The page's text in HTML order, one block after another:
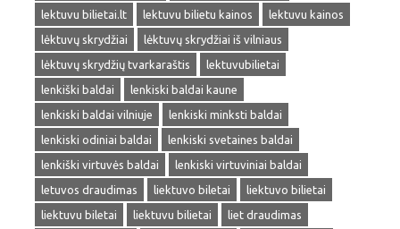
lektuvu bilietai.lt
lektuvu bilietu kainos
lektuvu kainos
lėktuvų skrydžiai
lėktuvų skrydžiai iš vilniaus
lėktuvų skrydžių tvarkaraštis
lektuvubilietai
lenkiški baldai
lenkiski baldai kaune
lenkiski baldai vilniuje
lenkiski minksti baldai
lenkiski odiniai baldai
lenkiski svetaines baldai
lenkiški virtuvės baldai
lenkiski virtuviniai baldai
letuvos draudimas
liektuvo biletai
liektuvo bilietai
liektuvu biletai
liektuvu bilietai
liet draudimas